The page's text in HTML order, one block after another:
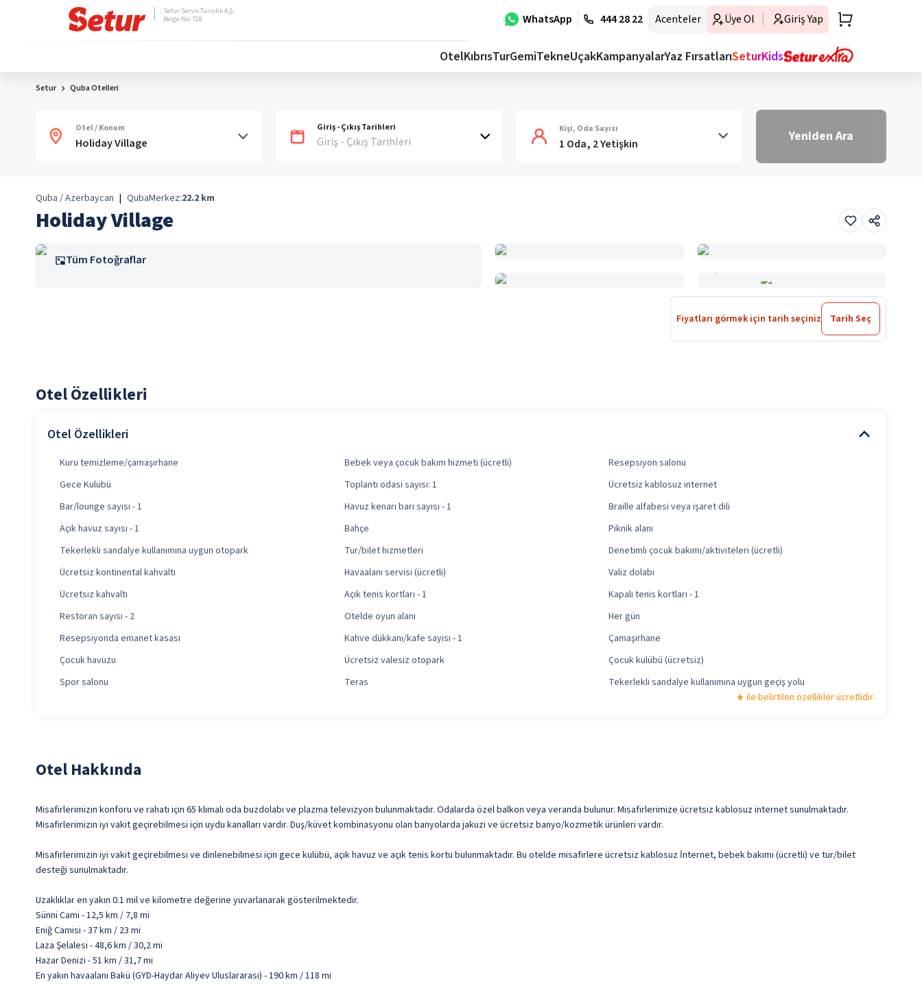
WhatsApp 444 28 22 Acenteler Üye Ol Giriş Yap
Setur Servis Turistik A.Ş.
Belge No: 728
OtelKıbrısTurGemiTekneUçakKampanyalarYaz FırsatlarıSeturKids
Setur Quba Otelleri
Otel / Konum Giriş - Çıkış Tarihleri
Giriş - Çıkış Tarihleri
Kişi, Oda Sayısı
1 Oda, 2 Yetişkin Yeniden Ara
Quba / Azerbaycan | QubaMerkez:22.2 km
Holiday Village
Tüm Fotoğraflar
Fiyatları görmek için tarih seçiniz Tarih Seç
Otel Özellikleri
Otel Özellikleri
Kuru temizleme/çamaşırhane Bebek veya çocuk bakım hizmeti (ücretli)
Resepsiyon salonu
Gece Kulübü
Toplantı odası sayısı: 1
Ücretsiz kablosuz internet
Bar/lounge sayısı - 1
Havuz kenarı barı sayısı - 1
Braille alfabesi veya işaret dili
Açık havuz sayısı - 1
Bahçe
Piknik alanı
Tekerlekli sandalye kullanımına uygun otopark
Tur/bilet hizmetleri
Denetimli çocuk bakımı/aktiviteleri (ücretli)
Ücretsiz kontinental kahvaltı
Havaalanı servisi (ücretli)
Valiz dolabı
Ücretsiz kahvaltı
Açık tenis kortları - 1
Kapalı tenis kortları - 1
Restoran sayısı - 2
Otelde oyun alanı
Her gün
Resepsiyonda emanet kasası
Kahve dükkanı/kafe sayısı - 1
Çamaşırhane
Çocuk havuzu
Ücretsiz valesiz otopark
Çocuk kulübü (ücretsiz)
Spor salonu
Teras
Tekerlekli sandalye kullanımına uygun geçiş yolu
ile belirtilen özellikler ücretlidir.
Otel Hakkında
Misafirlerimizin konforu ve rahatı için 65 klimalı oda buzdolabı ve plazma televizyon bulunmaktadır. Odalarda özel balkon veya veranda bulunur. Misafirlerimize ücretsiz kablosuz internet sunulmaktadır.
Misafirlerimizin iyi vakit geçirebilmesi için uydu kanalları vardır. Duş/küvet kombinasyonu olan banyolarda jakuzi ve ücretsiz banyo/kozmetik ürünleri vardır.
Misafirlerimizin iyi vakit geçirebilmesi ve dinlenebilmesi için gece kulübü, açık havuz ve açık tenis kortu bulunmaktadır. Bu otelde misafirlere ücretsiz kablosuz İnternet, bebek bakımı (ücretli) ve tur/bilet
desteği sunulmaktadır.
Uzaklıklar en yakın 0.1 mil ve kilometre değerine yuvarlanarak gösterilmektedir.
Sünni Cami - 12,5 km / 7,8 mi
Eniğ Camisi - 37 km / 23 mi
Laza Şelalesi - 48,6 km / 30,2 mi
Hazar Denizi - 51 km / 31,7 mi
En yakın havaalanı Bakü (GYD-Haydar Aliyev Uluslararası) - 190 km / 118 mi